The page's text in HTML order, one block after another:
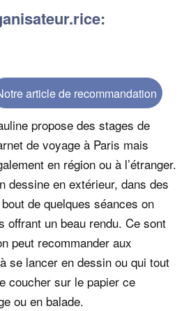
article de recommandation
propose des stages de
de voyage à Paris mais
en région ou à l’étranger.
dessine en extérieur, dans des
de quelques séances on
offrant un beau rendu. Ce sont
peut recommander aux
se lancer en dessin ou qui tout
coucher sur le papier ce
ou en balade.